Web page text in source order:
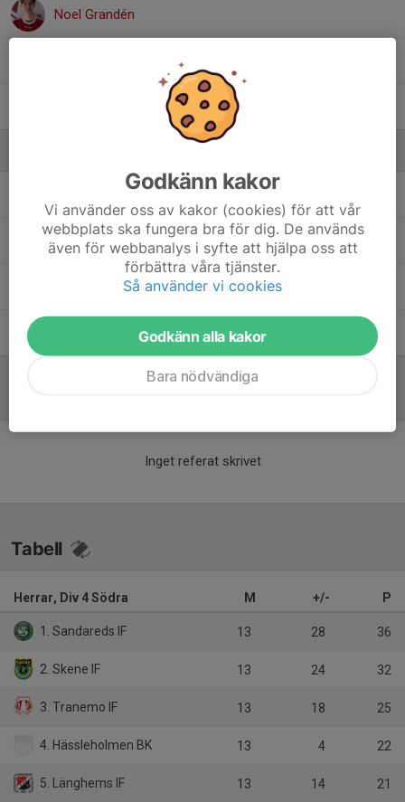
Noel Grandén
Rickard Josefsson
Erik AnderssonTränare
Gustav Josefsson Ledare A-laget
Föreningsutvecklare
Thomas PehrsonLagledare
Inget referat skrivet
Tabell
Herrar, Div 4 Södra M +/- P
1. Sandareds IF 13 28 36
2. Skene IF 13 24 32
3. Tranemo IF 13 18 25
4. Hässleholmen BK 13 4 22
5. Länghems IF 13 14 21
Godkänn kakor
Vi använder oss av kakor (cookies) för att vår
webbplats ska fungera bra för dig. De används
även för webbanalys i syfte att hjälpa oss att
förbättra våra tjänster.
Så använder vi cookies
Godkänn alla kakor
Bara nödvändiga